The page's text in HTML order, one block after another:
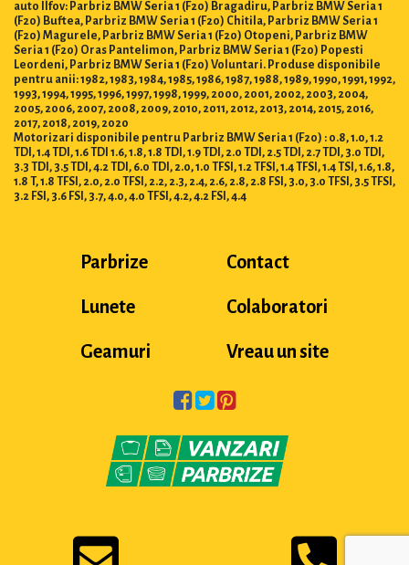
auto Ilfov: Parbriz BMW Seria 1 (F20) Bragadiru, Parbriz BMW Seria 1
(F20) Buftea, Parbriz BMW Seria 1 (F20) Chitila, Parbriz BMW Seria 1
(F20) Magurele, Parbriz BMW Seria 1 (F20) Otopeni, Parbriz BMW
Seria 1 (F20) Oras Pantelimon, Parbriz BMW Seria 1 (F20) Popesti
Leordeni, Parbriz BMW Seria 1 (F20) Voluntari. Produse disponibile
pentru anii: 1982, 1983, 1984, 1985, 1986, 1987, 1988, 1989, 1990, 1991, 1992,
1993, 1994, 1995, 1996, 1997, 1998, 1999, 2000, 2001, 2002, 2003, 2004,
2005, 2006, 2007, 2008, 2009, 2010, 2011, 2012, 2013, 2014, 2015, 2016,
2017, 2018, 2019, 2020
Motorizari disponibile pentru Parbriz BMW Seria 1 (F20) : 0.8, 1.0, 1.2
TDI, 1.4 TDI, 1.6 TDI 1.6, 1.8, 1.8 TDI, 1.9 TDI, 2.0 TDI, 2.5 TDI, 2.7 TDI, 3.0 TDI,
3.3 TDI, 3.5 TDI, 4.2 TDI, 6.0 TDI, 2.0, 1.0 TFSI, 1.2 TFSI, 1.4 TFSI, 1.4 TSI, 1.6, 1.8,
1.8 T, 1.8 TFSI, 2.0, 2.0 TFSI, 2.2, 2.3, 2.4, 2.6, 2.8, 2.8 FSI, 3.0, 3.0 TFSI, 3.5 TFSI,
3.2 FSI, 3.6 FSI, 3.7, 4.0, 4.0 TFSI, 4.2, 4.2 FSI, 4.4
Parbrize
Lunete
Geamuri
Contact
Colaboratori
Vreau un site